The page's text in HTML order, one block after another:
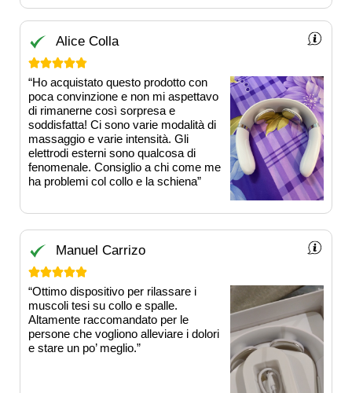
Alice Colla

“Ho acquistato questo prodotto con
poca convinzione e non mi aspettavo
di rimanerne così sorpresa e
soddisfatta! Ci sono varie modalità di
massaggio e varie intensità. Gli
elettrodi esterni sono qualcosa di
fenomenale. Consiglio a chi come me
ha problemi col collo e la schiena”
Manuel Carrizo

“Ottimo dispositivo per rilassare i
muscoli tesi su collo e spalle.
Altamente raccomandato per le
persone che vogliono alleviare i dolori
e stare un po’ meglio.”